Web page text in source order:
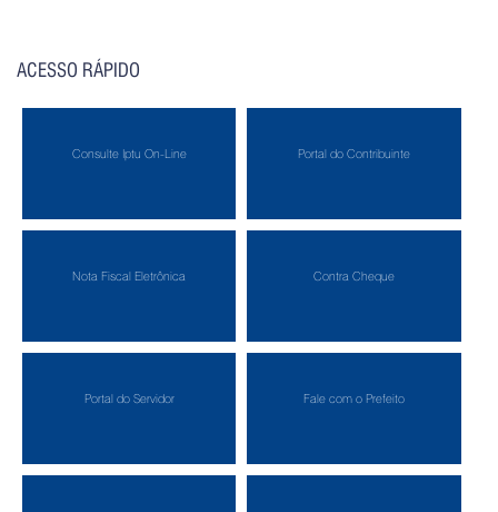
ACESSO RÁPIDO
Consulte Iptu On-Line Portal do Contribuinte
Nota Fiscal Eletrônica Contra Cheque
Portal do Servidor Fale com o Prefeito